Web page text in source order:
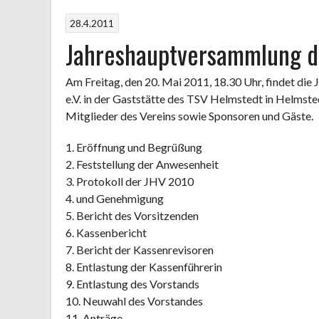
28.4.2011
Jahreshauptversammlung
Am Freitag, den 20. Mai 2011, 18.30 Uhr, findet
e.V. in der Gaststätte des TSV Helmstedt in
Mitglieder des Vereins sowie Sponsoren und Gäste.
1. Eröffnung und Begrüßung
2. Feststellung der Anwesenheit
3. Protokoll der JHV 2010
4. und Genehmigung
5. Bericht des Vorsitzenden
6. Kassenbericht
7. Bericht der Kassenrevisoren
8. Entlastung der Kassenführerin
9. Entlastung des Vorstands
10. Neuwahl des Vorstandes